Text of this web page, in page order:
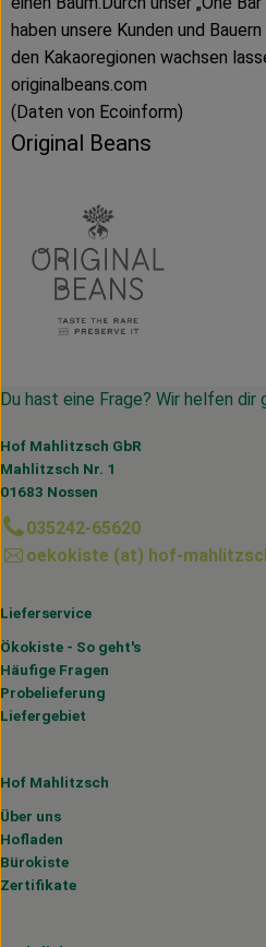
haben unsere Kunden und
den Kakaoregionen wachsen
originalbeans.com
(Daten von Ecoinform)
Original Beans
Du hast eine Frage? Wir helfen dir
Hof Mahlitzsch GbR
Mahlitzsch Nr. 1
01683 Nossen
035242-65620
oekokiste (at) hof-
Lieferservice
Ökokiste - So geht's
Häufige Fragen
Probelieferung
Liefergebiet
Hof Mahlitzsch
Über uns
Hofladen
Bürokiste
Zertifikate